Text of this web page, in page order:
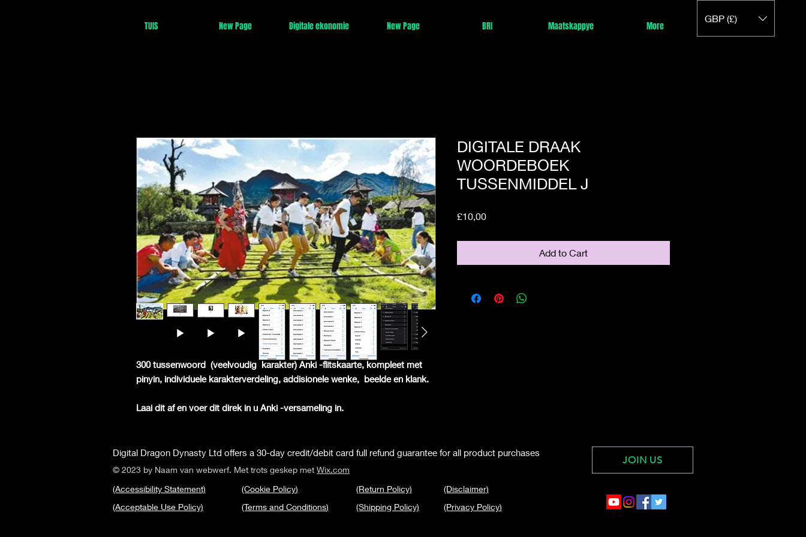
TUIS New Page Digitale ekonomie New Page BRI Maatskappye More
GBP (£)
300 tussenwoord (veelvoudig karakter) Anki -flitskaarte, kompleet met
pinyin, individuele karakterverdeling, addisionele wenke, beelde en klank.
Laai dit af en voer dit direk in u Anki -versameling in.
DIGITALE DRAAK
WOORDEBOEK
TUSSENMIDDEL J
£10,00Price
Add to Cart
Digital Dragon Dynasty Ltd offers a 30-day credit/debit card full refund guarantee for all product purchases
© 2023 by Naam van webwerf. Met trots geskep met Wix.com
(Accessibility Statement)
(Acceptable Use Policy)
(Cookie Policy)
(Terms and Conditions)
(Return Policy)
(Disclaimer)
(Privacy Policy)
(Shipping Policy)
JOIN US